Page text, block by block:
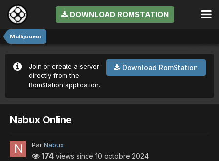
DOWNLOAD ROMSTATION
Multijoueur
Download RomStation
Join or create a server
directly from the
RomStation application.
Nabux Online
Par Nabux
174 views since 10 octobre 2024